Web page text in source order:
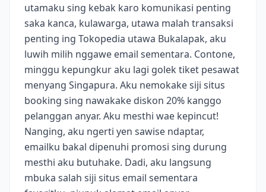
utamaku sing kebak karo komunikasi penting
saka kanca, kulawarga, utawa malah transaksi
penting ing Tokopedia utawa Bukalapak, aku
luwih milih nggawe email sementara. Contone,
minggu kepungkur aku lagi golek tiket pesawat
menyang Singapura. Aku nemokake siji situs
booking sing nawakake diskon 20% kanggo
pelanggan anyar. Aku mesthi wae kepincut!
Nanging, aku ngerti yen sawise ndaptar,
emailku bakal dipenuhi promosi sing durung
mesthi aku butuhake. Dadi, aku langsung
mbuka salah siji situs email sementara